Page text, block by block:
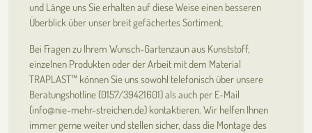
und Länge uns Sie erhalten auf diese Weise einen besseren
Überblick über unser breit gefächertes Sortiment.
Bei Fragen zu Ihrem Wunsch-Gartenzaun aus Kunststoff,
einzelnen Produkten oder der Arbeit mit dem Material
TRAPLAST™ können Sie uns sowohl telefonisch über unsere
Beratungshotline (0157/39421601) als auch per E-Mail
(info@nie-mehr-streichen.de) kontaktieren. Wir helfen Ihnen
immer gerne weiter und stellen sicher, dass die Montage des